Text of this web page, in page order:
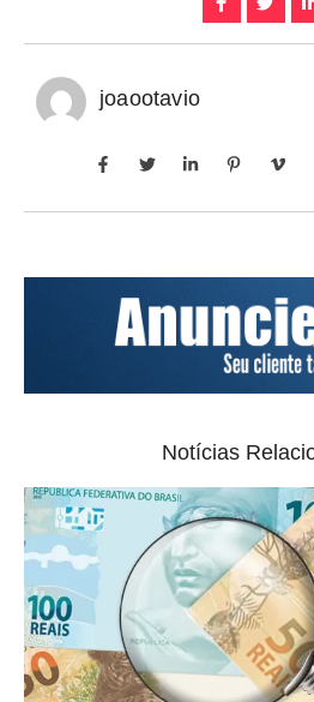
joaootavio
Notícias